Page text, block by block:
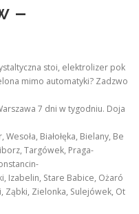
–
stoi, elektrolizer pok
mimo automatyki? Zadzwo
7 dni w tygodniu. Doja
Białołęka, Bielany, Be
Targówek, Praga-
Izabelin, Stare Babice, Ożaró
Ząbki, Zielonka, Sulejówek, Ot